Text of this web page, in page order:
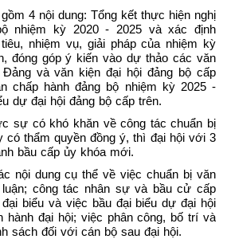
4 nội dung: Tổng kết thực hiện nghị
nhiệm kỳ 2020 - 2025 và xác định
nhiệm vụ, giải pháp của nhiệm kỳ
đóng góp ý kiến vào dự thảo các văn
và văn kiện đại hội đảng bộ cấp
chấp hành đảng bộ nhiệm kỳ 2025 -
dự đại hội đảng bộ cấp trên.
sự có khó khăn về công tác chuẩn bị
thẩm quyền đồng ý, thì đại hội với 3
bầu cấp ủy khóa mới.
nội dung cụ thể về việc chuẩn bị văn
công tác nhân sự và bầu cử cấp
biểu và việc bầu đại biểu dự đại hội
hành đại hội; việc phân công, bố trí và
sách đối với cán bộ sau đại hội.